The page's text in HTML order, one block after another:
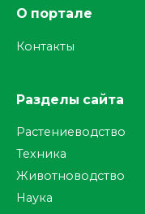
О портале
Контакты
Разделы сайта
Растениеводство
Техника
Животноводство
Наука